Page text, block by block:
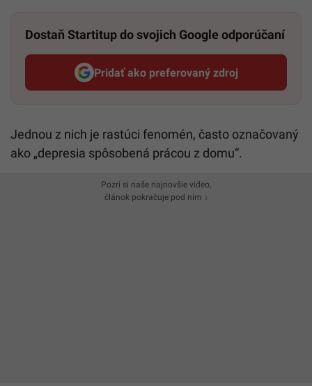
Dostaň Startitup do svojich Google odporúčaní
Pridať ako preferovaný zdroj
Startitup, odkaz sa otvorí v
Jednou z nich je rastúci fenomén, často označovaný
ako „depresia spôsobená prácou z domu“.
Pozri si naše najnovšie video,
článok pokračuje pod ním ↓